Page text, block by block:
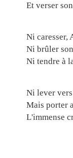
Et verser
Ni caresser,
Ni brûler
Ni tendre à
Ni lever
Mais porter
L'immense